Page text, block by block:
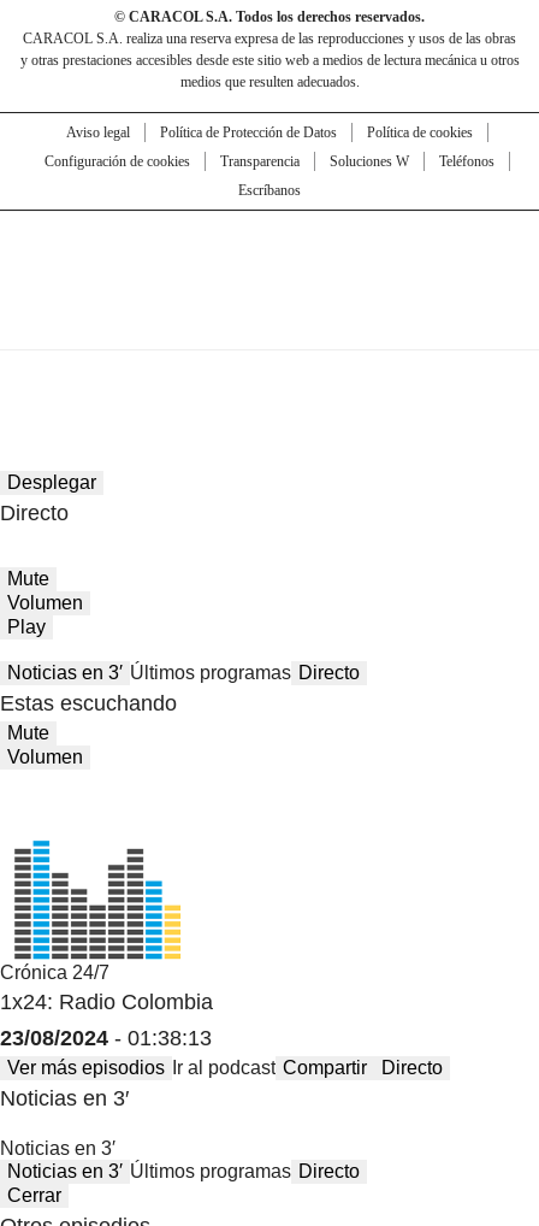
© CARACOL S.A. Todos los derechos reservados.
CARACOL S.A. realiza una reserva expresa de las reproducciones y usos de las obras
y otras prestaciones accesibles desde este sitio web a medios de lectura mecánica u otros
medios que resulten adecuados.
Aviso legal Política de Protección de Datos
Política de cookies
Configuración de cookies
Transparencia Soluciones W
Teléfonos
Escríbanos
Desplegar
Directo
Mute
Volumen
Play
Noticias en 3′ Últimos programas Directo
Estas escuchando
Mute
Volumen
Crónica 24/7
1x24: Radio Colombia
23/08/2024 - 01:38:13
Ver más episodios Ir al podcast Compartir Directo
Noticias en 3′
Noticias en 3′
Noticias en 3′ Últimos programas Directo
Cerrar